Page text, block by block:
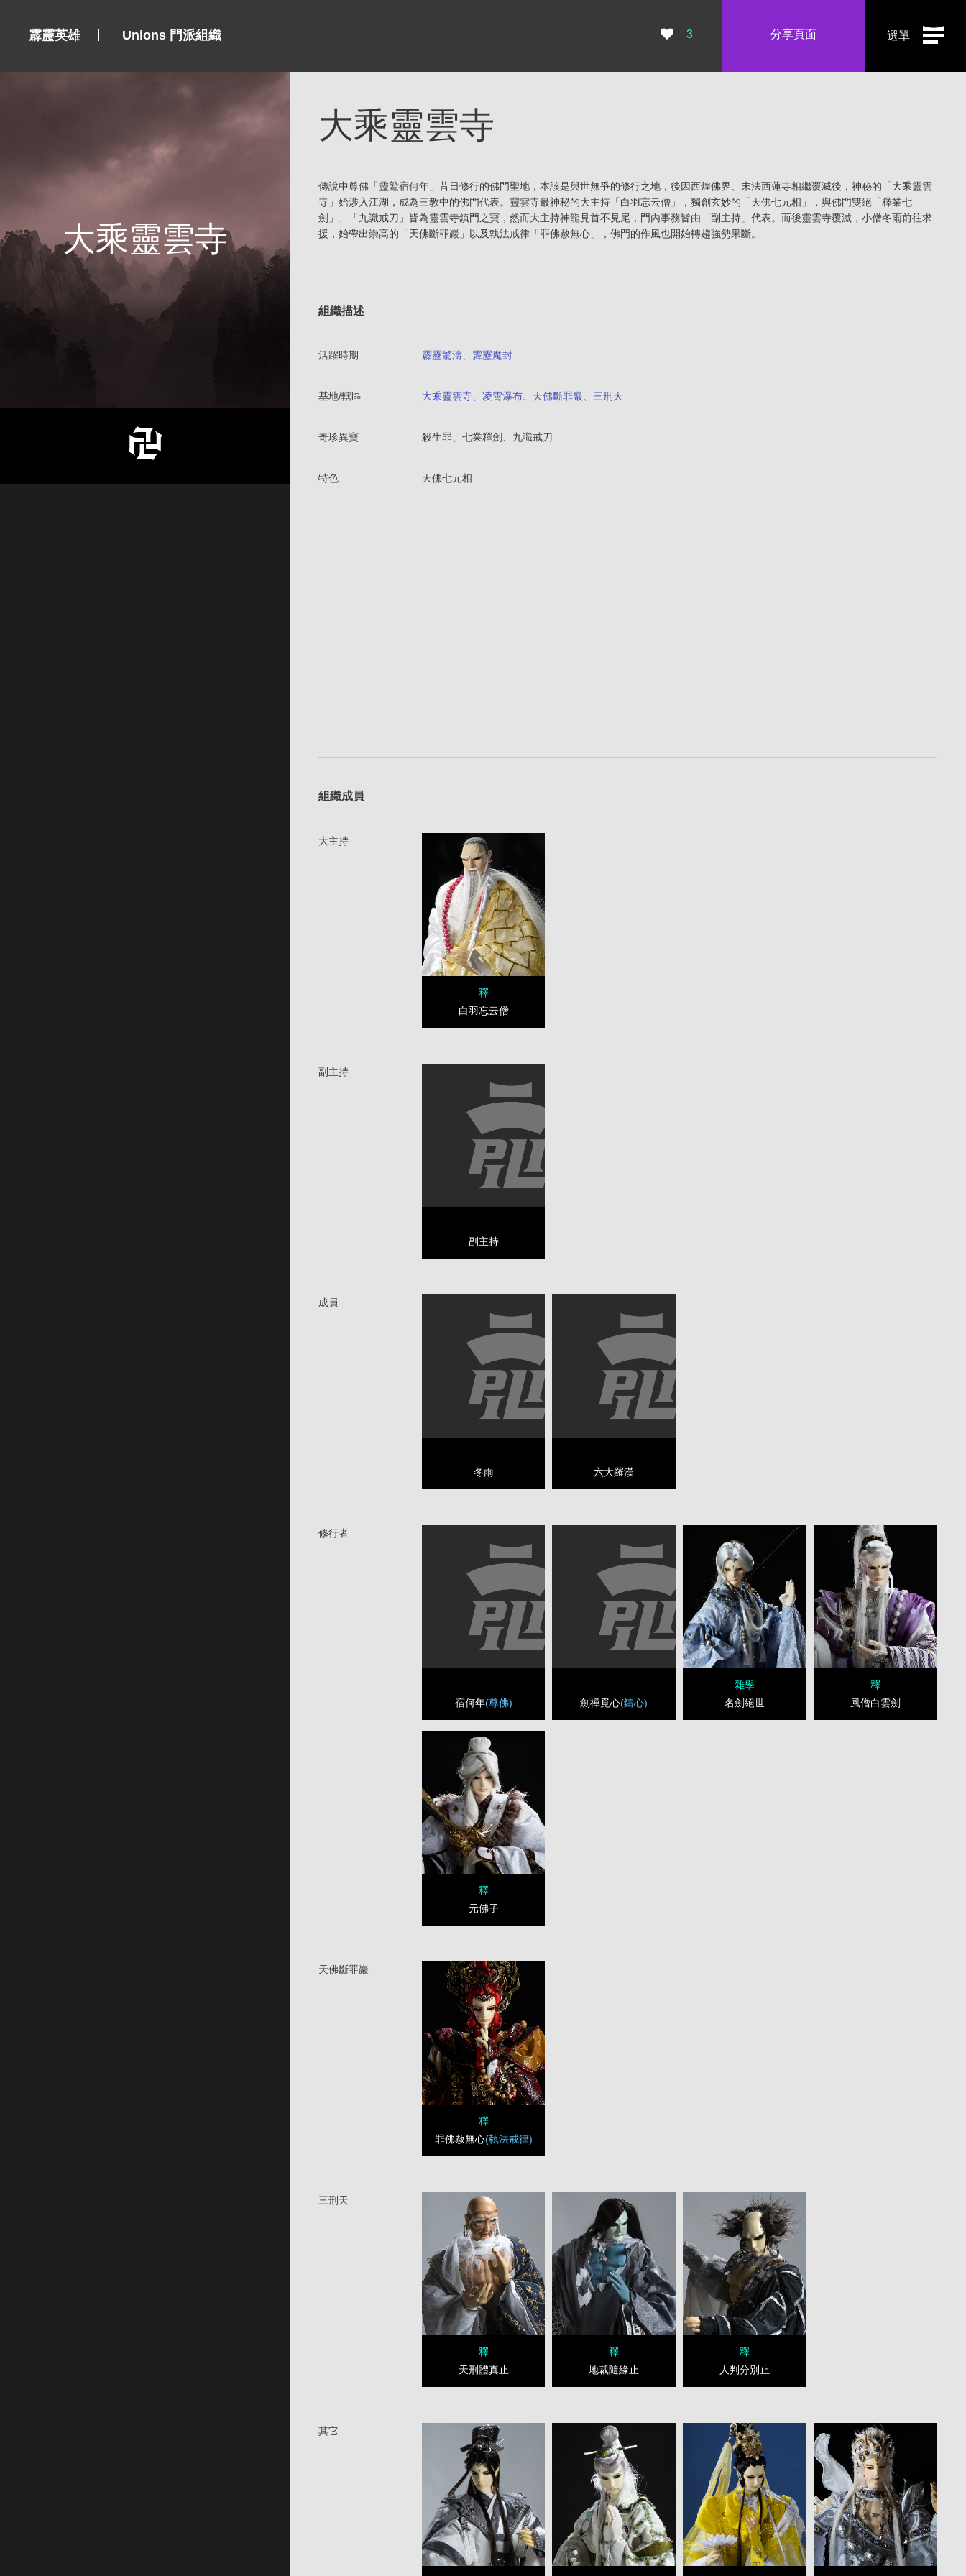
選單
霹靂英雄 Unions 門派組織 瀏覽數：
3 分享頁面
大乘靈雲寺
大乘靈雲寺
傳說中尊佛「靈鷲宿何年」昔日修行的佛門聖地，本該是與世無爭的修行之地，後因西煌佛界、末法西蓮寺相繼覆滅後，神秘的「大乘靈雲
寺」始涉入江湖，成為三教中的佛門代表。靈雲寺最神秘的大主持「白羽忘云僧」，獨創玄妙的「天佛七元相」，與佛門雙絕「釋業七
劍」、「九識戒刀」皆為靈雲寺鎮門之寶，然而大主持神龍見首不見尾，門內事務皆由「副主持」代表。而後靈雲寺覆滅，小僧冬雨前往求
援，始帶出崇高的「天佛斷罪巖」以及執法戒律「罪佛赦無心」，佛門的作風也開始轉趨強勢果斷。
組織描述
活躍時期 霹靂驚濤、 霹靂魔封
基地/轄區 大乘靈雲寺、凌霄瀑布、天佛斷罪巖、三刑天
奇珍異寶 殺生罪、七業釋劍、九識戒刀
特色 天佛七元相
組織成員
大主持
釋
白羽忘云僧
副主持
副主持
成員
冬雨 六大羅漢
修行者
宿何年(尊佛) 劍禪覓心(鑄心)
雜學
名劍絕世
釋
風僧白雲劍
釋
元佛子
天佛斷罪巖
釋
罪佛赦無心(執法戒律)
三刑天
釋
天刑體真止
釋
地裁隨緣止
釋
人判分別止
其它